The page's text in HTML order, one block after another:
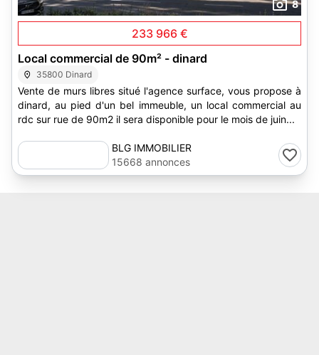
8
233 966 €
Local commercial de 90m² - dinard
35800 Dinard
Vente de murs libres situé l'agence surface, vous propose à
dinard, au pied d'un bel immeuble, un local commercial au
rdc sur rue de 90m2 il sera disponible pour le mois de juin...
BLG IMMOBILIER
15668 annonces